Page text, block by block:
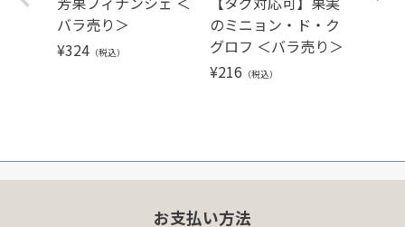
バラ売り＞
¥324 （税込）
のミニョン・ド・ク
グロフ ＜バラ売り＞
¥216 （税込）
お支払い方法